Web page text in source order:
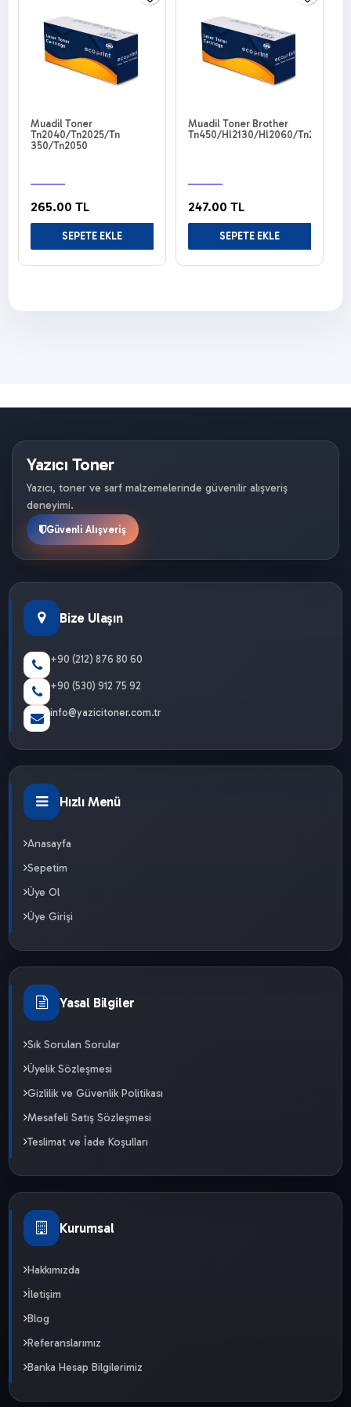
Muadil Toner
Tn2040/Tn2025/Tn
350/Tn2050
265.00 TL
SEPETE EKLE
Muadil Toner Brother
Tn450/Hl2130/Hl2060/Tn2250/
247.00 TL
SEPETE EKLE
Yazıcı Toner
Yazıcı, toner ve sarf malzemelerinde güvenilir alışveriş
deneyimi.
Güvenli Alışveriş
Bize Ulaşın
+90 (212) 876 80 60
+90 (530) 912 75 92
info@yazicitoner.com.tr
Hızlı Menü
Anasayfa
Sepetim
Üye Ol
Üye Girişi
Yasal Bilgiler
Sık Sorulan Sorular
Üyelik Sözleşmesi
Gizlilik ve Güvenlik Politikası
Mesafeli Satış Sözleşmesi
Teslimat ve İade Koşulları
Kurumsal
Hakkımızda
İletişim
Blog
Referanslarımız
Banka Hesap Bilgilerimiz